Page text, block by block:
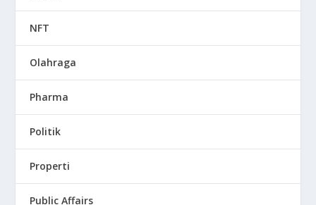
NFT
Olahraga
Pharma
Politik
Properti
Public Affairs